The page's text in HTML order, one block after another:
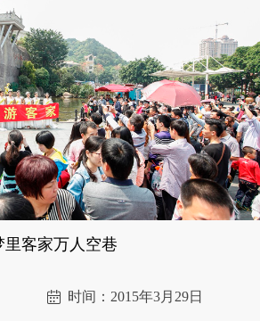
客家万人空巷
ꅄ 时间：2015年3月29日